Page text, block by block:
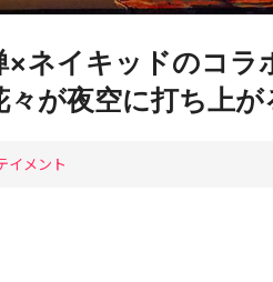
×ネイキッドのコラ
々が夜空に打ち上が
イメント